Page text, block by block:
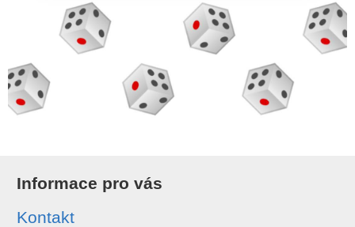
Informace pro vás
Kontakt